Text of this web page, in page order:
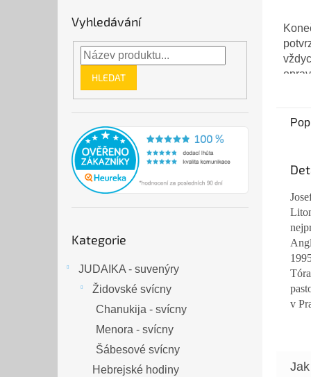
Vyhledávání
HLEDAT
kategorie
Kategorie
JUDAIKA - suvenýry
Židovské svícny
Chanukija - svícny
Menora - svícny
Šábesové svícny
Hebrejské hodiny
5,0
z
5
v